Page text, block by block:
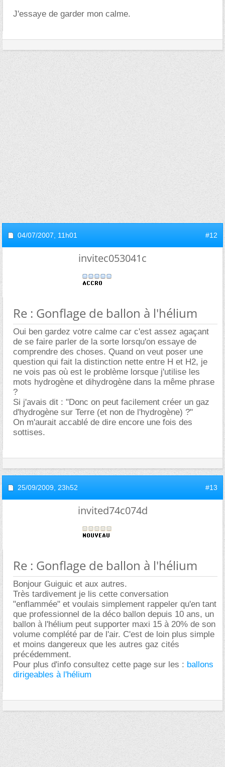
J'essaye de garder mon calme.
04/07/2007, 11h01 #12
invitec053041c
Re : Gonflage de ballon à l'hélium
Oui ben gardez votre calme car c'est assez agaçant
de se faire parler de la sorte lorsqu'on essaye de
comprendre des choses. Quand on veut poser une
question qui fait la distinction nette entre H et H2, je
ne vois pas où est le problème lorsque j'utilise les
mots hydrogène et dihydrogène dans la même phrase
?
Si j'avais dit : "Donc on peut facilement créer un gaz
d'hydrogène sur Terre (et non de l'hydrogène) ?"
On m'aurait accablé de dire encore une fois des
sottises.
25/09/2009, 23h52 #13
invited74c074d
Re : Gonflage de ballon à l'hélium
Bonjour Guiguic et aux autres.
Très tardivement je lis cette conversation
"enflammée" et voulais simplement rappeler qu'en tant
que professionnel de la déco ballon depuis 10 ans, un
ballon à l'hélium peut supporter maxi 15 à 20% de son
volume complété par de l'air. C'est de loin plus simple
et moins dangereux que les autres gaz cités
précédemment.
Pour plus d'info consultez cette page sur les : ballons
dirigeables à l'hélium